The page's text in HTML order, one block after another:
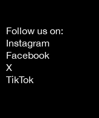
Follow us on:
Instagram
Facebook
X
TikTok